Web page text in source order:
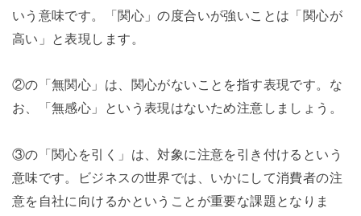
いう意味です。「関心」の度合いが強いことは「関心が
高い」と表現します。
②の「無関心」は、関心がないことを指す表現です。な
お、「無感心」という表現はないため注意しましょう。
③の「関心を引く」は、対象に注意を引き付けるという
意味です。ビジネスの世界では、いかにして消費者の注
意を自社に向けるかということが重要な課題となりま